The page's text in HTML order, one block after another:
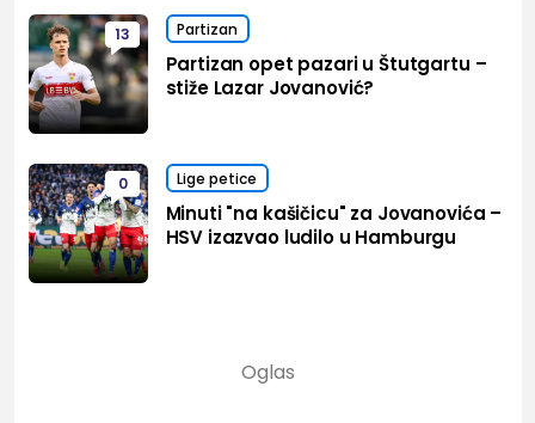
13 Partizan
Partizan opet pazari u Štutgartu –
stiže Lazar Jovanović?
0 Lige petice
Minuti "na kašičicu" za Jovanovića –
HSV izazvao ludilo u Hamburgu